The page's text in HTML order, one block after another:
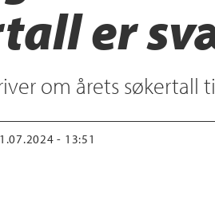
er
om årets søkertall
- 13:51